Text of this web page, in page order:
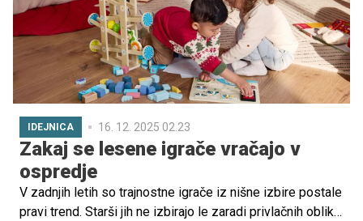
IDEJNICA 16. 12. 2025 02.23
Zakaj se lesene igrače vračajo v
ospredje
V zadnjih letih so trajnostne igrače iz nišne izbire postale
pravi trend. Starši jih ne izbirajo le zaradi privlačnih oblik